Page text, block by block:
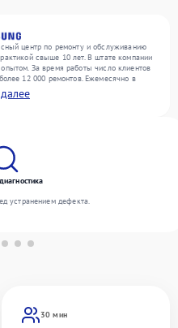
центр по ремонту и обслуживанию
свыше 10 лет. В штате компании
За время работы число клиентов
12 000 ремонтов. Ежемесячно в
техники, включая , , . Мы устраняем
уровень сервиса благодаря
30 мин
устранением дефекта.